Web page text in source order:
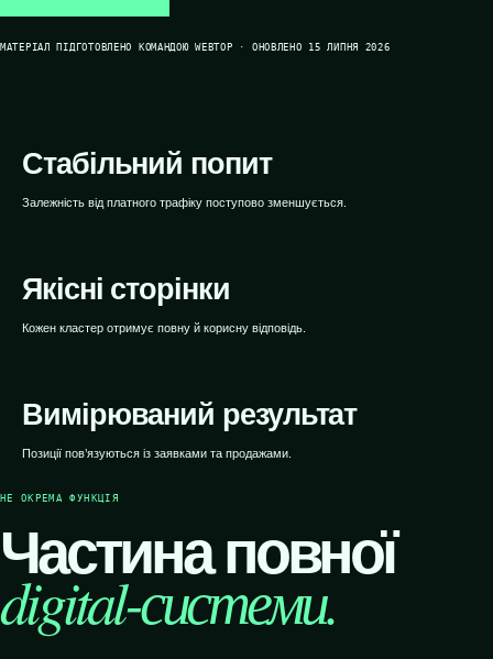
МАТЕРІАЛ ПІДГОТОВЛЕНО КОМАНДОЮ WEBTOP · ОНОВЛЕНО 15 ЛИПНЯ 2026
Стабільний попит
Залежність від платного трафіку поступово зменшується.
Якісні сторінки
Кожен кластер отримує повну й корисну відповідь.
Вимірюваний результат
Позиції пов’язуються із заявками та продажами.
НЕ ОКРЕМА ФУНКЦІЯ
Частина повної
digital-системи.